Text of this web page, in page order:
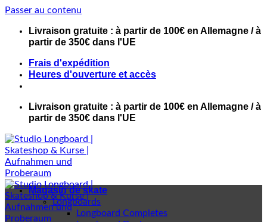
Passer au contenu
Livraison gratuite : à partir de 100€ en Allemagne / à
partir de 350€ dans l'UE
Frais d'expédition
Heures d'ouverture et accès
Livraison gratuite : à partir de 100€ en Allemagne / à
partir de 350€ dans l'UE
Magasin de skate
Longboards
Longboard Completes